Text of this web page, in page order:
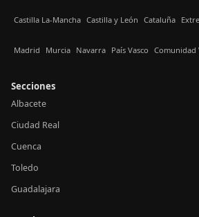
Castilla La-Mancha Castilla y León Cataluña
Madrid Murcia Navarra País Vasco Comunidad
Secciones
Albacete
Ciudad Real
Cuenca
Toledo
Guadalajara